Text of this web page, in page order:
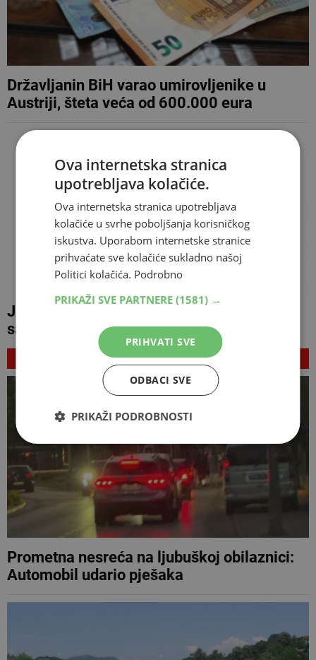
Državljanin BiH varao umirovljenike u
Austriji, šteta veća od 600.000 eura
Još jedna prijava u BiH zbog dvije fotelje:
savjetnička i vijećnička funkcija
NAJNOVIJE
Prometna nesreća na ljubuškoj obilaznici:
Automobil udario pješaka
Ova internetska stranica
upotrebljava kolačiće.
Ova internetska stranica upotrebljava
kolačiće u svrhe poboljšanja korisničkog
iskustva. Uporabom internetske stranice
prihvaćate sve kolačiće sukladno našoj
Politici kolačića. Podrobno
PRIKAŽI SVE PARTNERE (1581) →
PRIHVATI SVE
ODBACI SVE
PRIKAŽI PODROBNOSTI